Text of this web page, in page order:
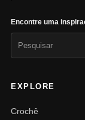
Encontre uma
EXPLORE
Crochê